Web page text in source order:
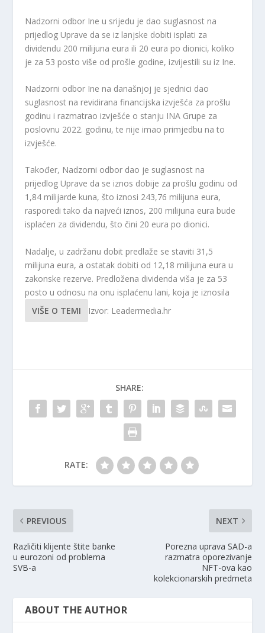
Nadzorni odbor Ine u srijedu je dao suglasnost na
prijedlog Uprave da se iz lanjske dobiti isplati za
dividendu 200 milijuna eura ili 20 eura po dionici, koliko
je za 53 posto više od prošle godine, izvijestili su iz Ine.
Nadzorni odbor Ine na današnjoj je sjednici dao
suglasnost na revidirana financijska izvješća za prošlu
godinu i razmatrao izvješće o stanju INA Grupe za
poslovnu 2022. godinu, te nije imao primjedbu na to
izvješće.
Također, Nadzorni odbor dao je suglasnost na
prijedlog Uprave da se iznos dobije za prošlu godinu od
1,84 milijarde kuna, što iznosi 243,76 milijuna eura,
rasporedi tako da najveći iznos, 200 milijuna eura bude
isplaćen za dividendu, što čini 20 eura po dionici.
Nadalje, u zadržanu dobit predlaže se staviti 31,5
milijuna eura, a ostatak dobiti od 12,18 milijuna eura u
zakonske rezerve. Predložena dividenda viša je za 53
posto u odnosu na onu isplaćenu lani, koja je iznosila
VIŠE O TEMI
Izvor: Leadermedia.hr
SHARE:
RATE:
PREVIOUS
Različiti klijente štite banke
u eurozoni od problema
SVB-a
NEXT
Porezna uprava SAD-a
razmatra oporezivanje
NFT-ova kao
kolekcionarskih predmeta
ABOUT THE AUTHOR